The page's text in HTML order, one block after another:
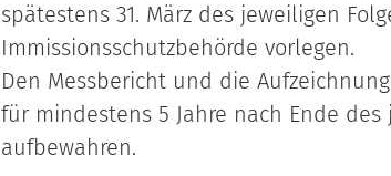
spätestens 31. März des jeweiligen
Immissionsschutzbehörde vorlegen.
Den Messbericht und die
für mindestens 5 Jahre nach Ende
aufbewahren.